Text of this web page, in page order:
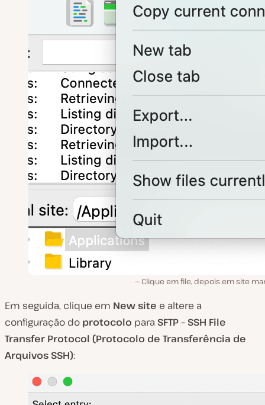
Clique em file, depois em site
Em seguida, clique em New site e altere a
configuração do protocolo para SFTP – SSH File
Transfer Protocol (Protocolo de Transferência de
Arquivos SSH):